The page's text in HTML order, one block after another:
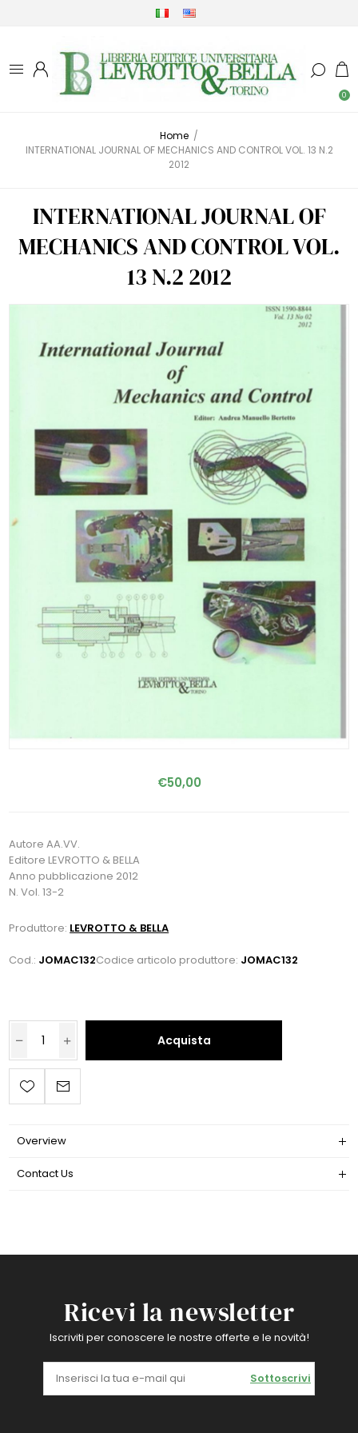
0
Home /
INTERNATIONAL JOURNAL OF MECHANICS AND CONTROL VOL. 13 N.2
2012
INTERNATIONAL JOURNAL OF
MECHANICS AND CONTROL VOL.
13 N.2 2012
€50,00
Autore AA.VV.
Editore LEVROTTO & BELLA
Anno pubblicazione 2012
N. Vol. 13-2
Produttore: LEVROTTO & BELLA
Cod.: JOMAC132Codice articolo produttore: JOMAC132
Acquista
Overview
Contact Us
Ricevi la newsletter
Iscriviti per conoscere le nostre offerte e le novità!
Sottoscrivi